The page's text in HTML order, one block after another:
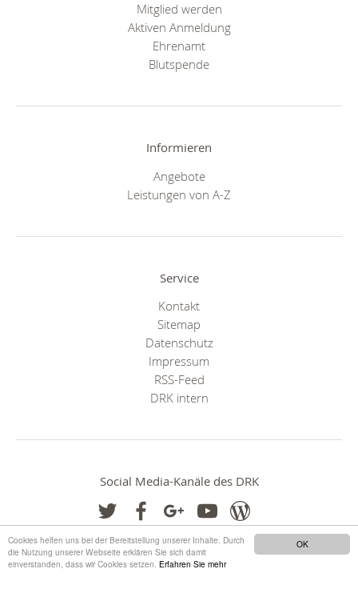
OK
Cookies helfen uns bei der Bereitstellung unserer Inhalte. Durch
die Nutzung unserer Webseite erklären Sie sich damit
einverstanden, dass wir Cookies setzen. Erfahren Sie mehr
Mitglied werden
Aktiven Anmeldung
Ehrenamt
Blutspende
Informieren
Angebote
Leistungen von A-Z
Service
Kontakt
Sitemap
Datenschutz
Impressum
RSS-Feed
DRK intern
Social Media-Kanäle des DRK